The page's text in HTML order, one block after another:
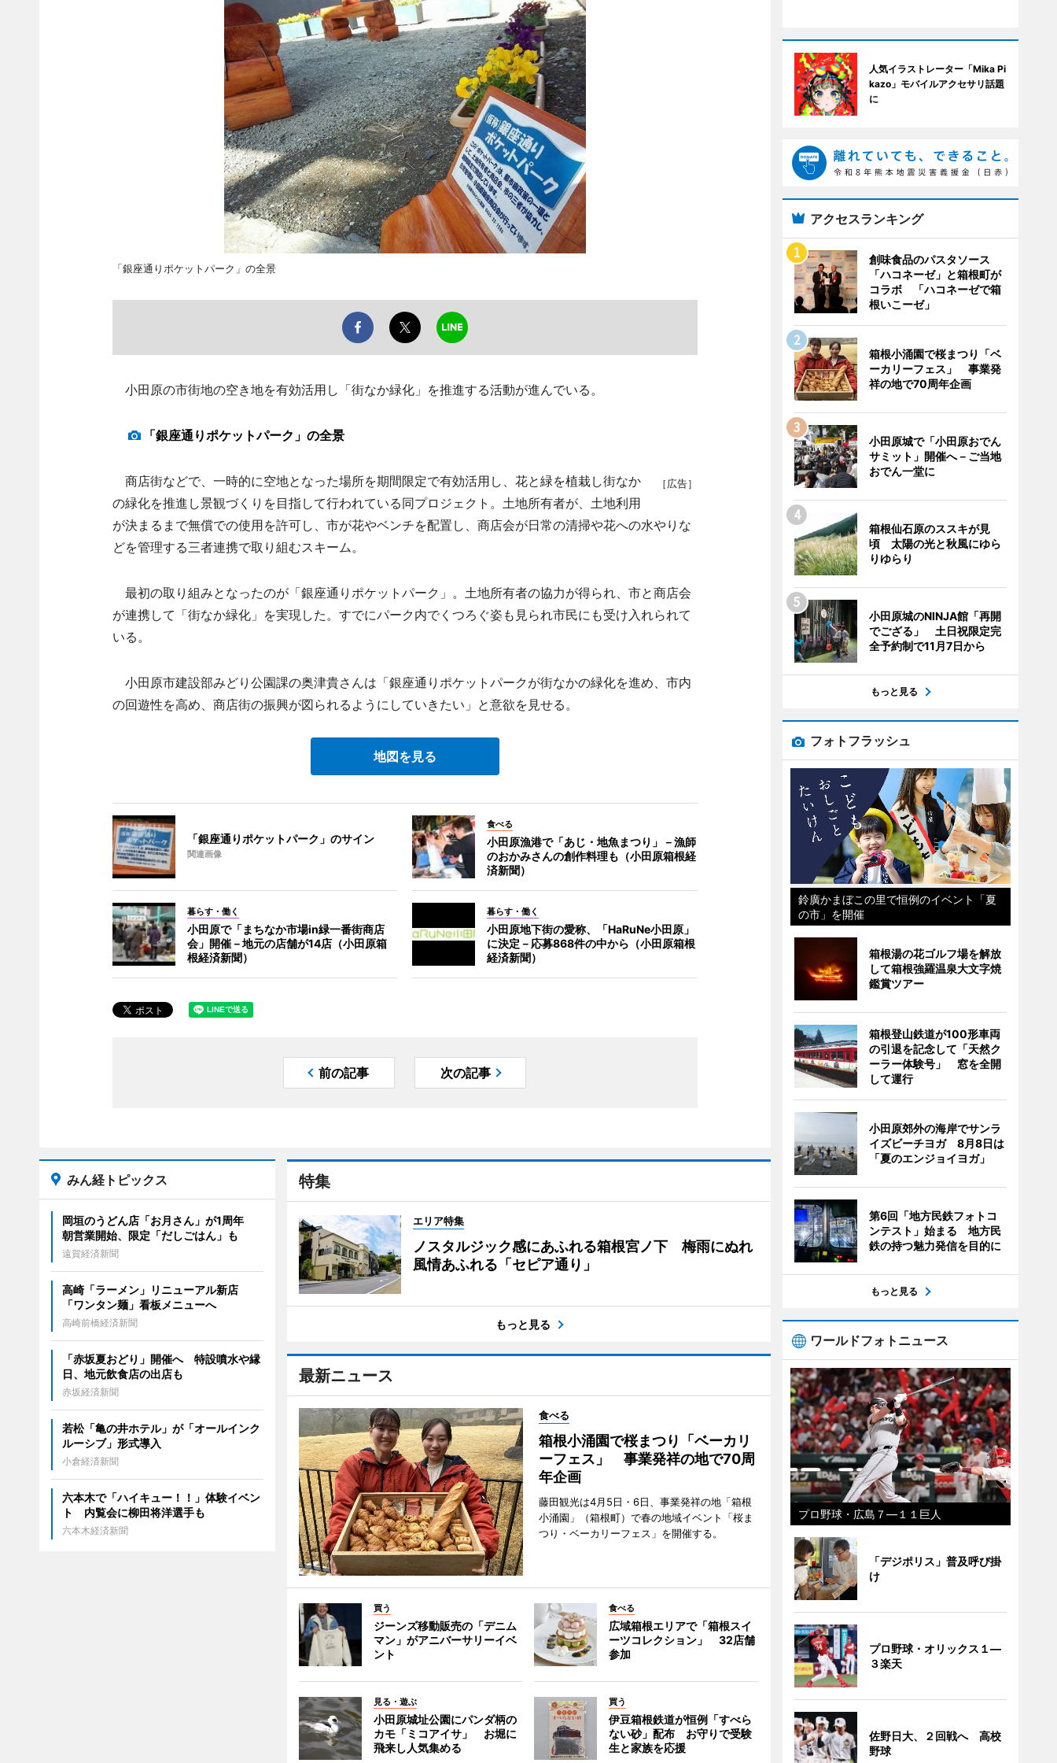
「銀座通りポケットパーク」の全景
小田原の市街地の空き地を有効活用し「街なか緑化」を推進する活動が進んでいる。
「銀座通りポケットパーク」の全景
［広告］
商店街などで、一時的に空地となった場所を期間限定で有効活用し、花と緑を植栽し街なか
の緑化を推進し景観づくりを目指して行われている同プロジェクト。土地所有者が、土地利用
が決まるまで無償での使用を許可し、市が花やベンチを配置し、商店会が日常の清掃や花への水やりな
どを管理する三者連携で取り組むスキーム。
最初の取り組みとなったのが「銀座通りポケットパーク」。土地所有者の協力が得られ、市と商店会
が連携して「街なか緑化」を実現した。すでにパーク内でくつろぐ姿も見られ市民にも受け入れられて
いる。
小田原市建設部みどり公園課の奥津貴さんは「銀座通りポケットパークが街なかの緑化を進め、市内
の回遊性を高め、商店街の振興が図られるようにしていきたい」と意欲を見せる。
地図を見る
「銀座通りポケットパーク」のサイン
関連画像
食べる
小田原漁港で「あじ・地魚まつり」－漁師
のおかみさんの創作料理も（小田原箱根経
済新聞）
暮らす・働く
小田原で「まちなか市場in緑一番街商店
会」開催－地元の店舗が14店（小田原箱
根経済新聞）
暮らす・働く
小田原地下街の愛称、「HaRuNe小田原」
に決定－応募868件の中から（小田原箱根
経済新聞）
前の記事 次の記事
特集
エリア特集
ノスタルジック感にあふれる箱根宮ノ下 梅雨にぬれ
風情あふれる「セピア通り」
もっと見る
最新ニュース
食べる
箱根小涌園で桜まつり「ベーカリ
ーフェス」 事業発祥の地で70周
年企画
藤田観光は4月5日・6日、事業発祥の地「箱根
小涌園」（箱根町）で春の地域イベント「桜ま
つり・ベーカリーフェス」を開催する。
買う
ジーンズ移動販売の「デニム
マン」がアニバーサリーイベ
ント
食べる
広域箱根エリアで「箱根スイ
ーツコレクション」 32店舗
参加
見る・遊ぶ
小田原城址公園にパンダ柄の
カモ「ミコアイサ」 お堀に
飛来し人気集める
買う
伊豆箱根鉄道が恒例「すべら
ない砂」配布 お守りで受験
生と家族を応援
みん経トピックス
岡垣のうどん店「お月さん」が1周年
朝営業開始、限定「だしごはん」も
遠賀経済新聞
高崎「ラーメン」リニューアル新店
「ワンタン麺」看板メニューへ
高崎前橋経済新聞
「赤坂夏おどり」開催へ 特設噴水や縁
日、地元飲食店の出店も
赤坂経済新聞
若松「亀の井ホテル」が「オールインク
ルーシブ」形式導入
小倉経済新聞
六本木で「ハイキュー！！」体験イベン
ト 内覧会に柳田将洋選手も
六本木経済新聞
人気イラストレーター「Mika Pi
kazo」モバイルアクセサリ話題
に
アクセスランキング
創味食品のパスタソース
「ハコネーゼ」と箱根町が
コラボ 「ハコネーゼで箱
根いこーゼ」
箱根小涌園で桜まつり「ベ
ーカリーフェス」 事業発
祥の地で70周年企画
小田原城で「小田原おでん
サミット」開催へ－ご当地
おでん一堂に
箱根仙石原のススキが見
頃 太陽の光と秋風にゆら
りゆらり
小田原城のNINJA館「再開
でござる」 土日祝限定完
全予約制で11月7日から
もっと見る
フォトフラッシュ
鈴廣かまぼこの里で恒例のイベント「夏
の市」を開催
箱根湯の花ゴルフ場を解放
して箱根強羅温泉大文字焼
鑑賞ツアー
箱根登山鉄道が100形車両
の引退を記念して「天然ク
ーラー体験号」 窓を全開
して運行
小田原郊外の海岸でサンラ
イズビーチヨガ 8月8日は
「夏のエンジョイヨガ」
第6回「地方民鉄フォトコ
ンテスト」始まる 地方民
鉄の持つ魅力発信を目的に
もっと見る
ワールドフォトニュース
プロ野球・広島７―１１巨人
「デジポリス」普及呼び掛
け
プロ野球・オリックス１―
３楽天
佐野日大、２回戦へ 高校
野球